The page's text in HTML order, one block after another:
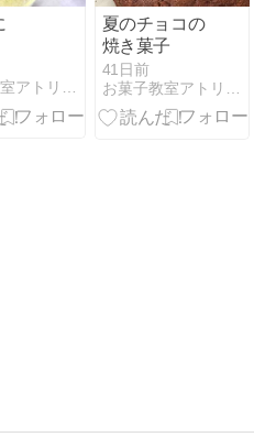
お菓子教室アトリエまどか
夏のチョコの
焼き菓子
41日前
お菓子教室アトリエまどか